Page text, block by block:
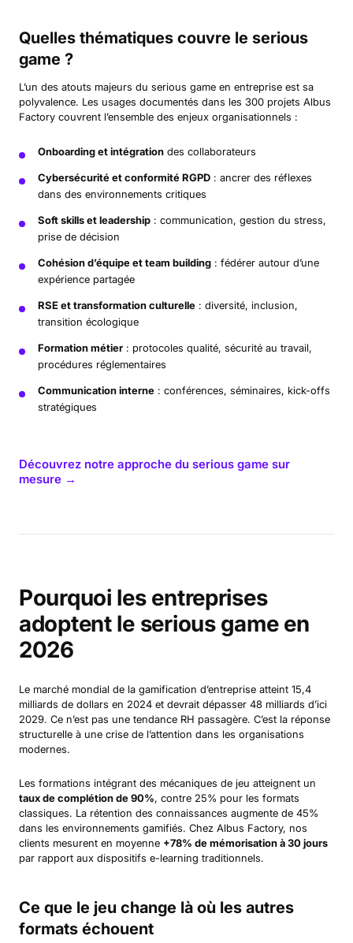
Quelles thématiques couvre le serious
game ?
L’un des atouts majeurs du serious game en entreprise est sa
polyvalence. Les usages documentés dans les 300 projets Albus
Factory couvrent l’ensemble des enjeux organisationnels :
Onboarding et intégration des collaborateurs
Cybersécurité et conformité RGPD : ancrer des réflexes
dans des environnements critiques
Soft skills et leadership : communication, gestion du stress,
prise de décision
Cohésion d’équipe et team building : fédérer autour d’une
expérience partagée
RSE et transformation culturelle : diversité, inclusion,
transition écologique
Formation métier : protocoles qualité, sécurité au travail,
procédures réglementaires
Communication interne : conférences, séminaires, kick-offs
stratégiques
Découvrez notre approche du serious game sur
mesure →
Pourquoi les entreprises
adoptent le serious game en
2026
Le marché mondial de la gamification d’entreprise atteint 15,4
milliards de dollars en 2024 et devrait dépasser 48 milliards d’ici
2029. Ce n’est pas une tendance RH passagère. C’est la réponse
structurelle à une crise de l’attention dans les organisations
modernes.
Les formations intégrant des mécaniques de jeu atteignent un
taux de complétion de 90%, contre 25% pour les formats
classiques. La rétention des connaissances augmente de 45%
dans les environnements gamifiés. Chez Albus Factory, nos
clients mesurent en moyenne +78% de mémorisation à 30 jours
par rapport aux dispositifs e-learning traditionnels.
Ce que le jeu change là où les autres
formats échouent